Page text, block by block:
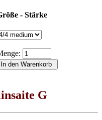
- Stärke
G